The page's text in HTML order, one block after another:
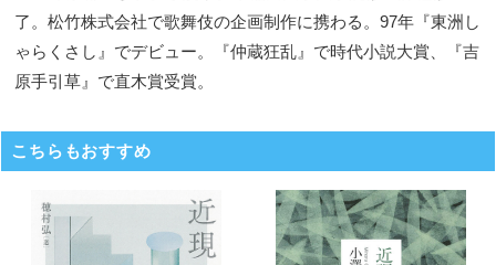
了。松竹株式会社で歌舞伎の企画制作に携わる。97年『東洲し
ゃらくさし』でデビュー。『仲蔵狂乱』で時代小説大賞、『吉
原手引草』で直木賞受賞。
こちらもおすすめ